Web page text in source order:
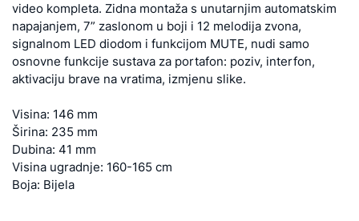
video kompleta. Zidna montaža s unutarnjim automatskim
napajanjem, 7” zaslonom u boji i 12 melodija zvona,
signalnom LED diodom i funkcijom MUTE, nudi samo
osnovne funkcije sustava za portafon: poziv, interfon,
aktivaciju brave na vratima, izmjenu slike.
Visina: 146 mm
Širina: 235 mm
Dubina: 41 mm
Visina ugradnje: 160-165 cm
Boja: Bijela